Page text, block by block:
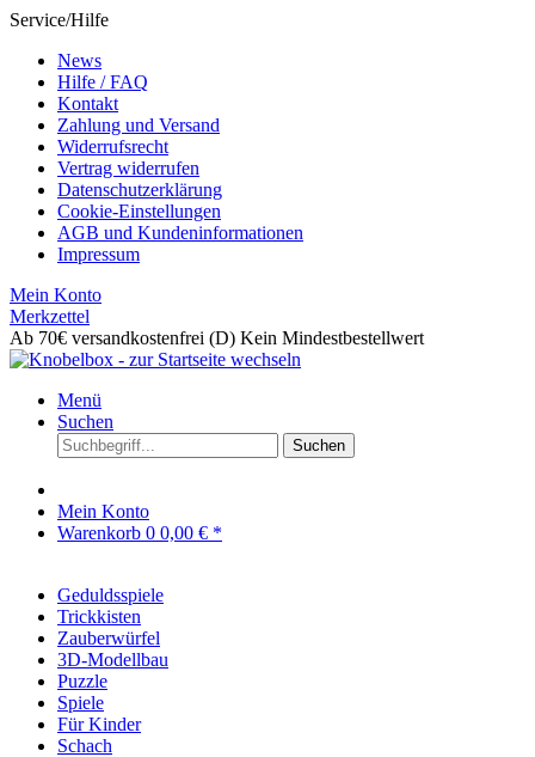
Service/Hilfe
News
Hilfe / FAQ
Kontakt
Zahlung und Versand
Widerrufsrecht
Vertrag widerrufen
Datenschutzerklärung
Cookie-Einstellungen
AGB und Kundeninformationen
Impressum
Mein Konto
Merkzettel
Ab 70€ versandkostenfrei (D) Kein Mindestbestellwert
Menü
Suchen
Suchen
Mein Konto
Warenkorb 0 0,00 € *
Geduldsspiele
Trickkisten
Zauberwürfel
3D-Modellbau
Puzzle
Spiele
Für Kinder
Schach